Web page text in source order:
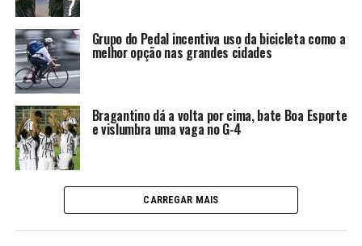
Grupo do Pedal incentiva uso da bicicleta como a
melhor opção nas grandes cidades
Bragantino dá a volta por cima, bate Boa Esporte
e vislumbra uma vaga no G-4
CARREGAR MAIS